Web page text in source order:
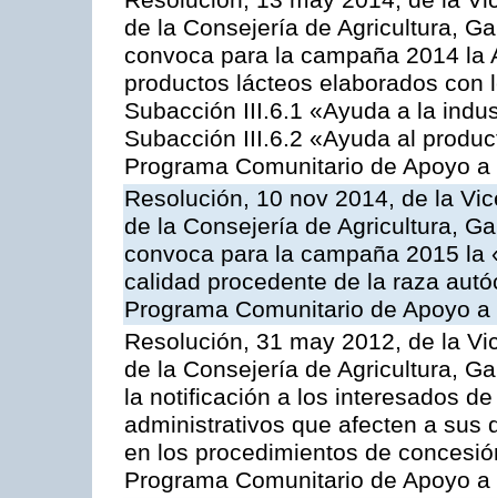
de la Consejería de Agricultura,
convoca para la campaña 2014
productos lácteos elaborados
Subacción III.6.1 «Ayuda a la
Subacción III.6.2 «Ayuda al
Programa Comunitario de Apoyo
Resolución, 10 nov 2014, de la
de la Consejería de Agricultura,
convoca para la campaña 2015
calidad procedente de la raza
Programa Comunitario de Apoyo
Resolución, 31 may 2012, de la
de la Consejería de Agricultura,
la notificación a los interesados
administrativos que afecten a sus
en los procedimientos de
Programa Comunitario de Apoyo